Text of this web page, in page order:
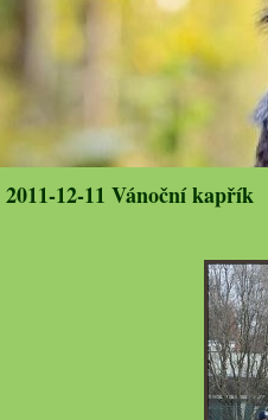
2011-12-11 Vánoční kapřík